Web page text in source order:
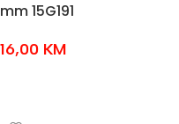
mm 15G191
16,00 KM